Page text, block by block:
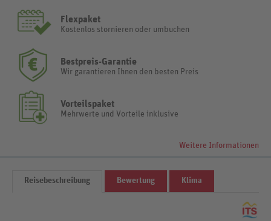
Flexpaket
Kostenlos stornieren oder umbuchen
Bestpreis-Garantie
Wir garantieren Ihnen den besten Preis
Vorteilspaket
Mehrwerte und Vorteile inklusive
Weitere Informationen
Reisebeschreibung Bewertung Klima